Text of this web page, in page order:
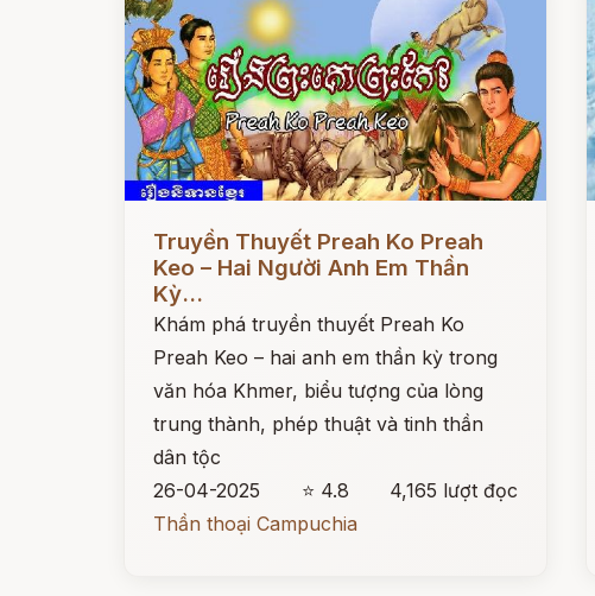
Đọc ngay
Truyền Thuyết Preah Ko Preah
Keo – Hai Người Anh Em Thần
Kỳ...
Khám phá truyền thuyết Preah Ko
Preah Keo – hai anh em thần kỳ trong
văn hóa Khmer, biểu tượng của lòng
trung thành, phép thuật và tinh thần
dân tộc
26-04-2025
⭐ 4.8
4,165 lượt đọc
Thần thoại Campuchia